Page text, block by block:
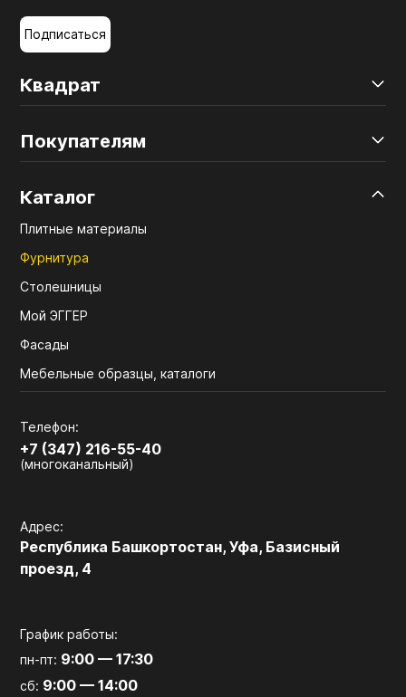
Квадрат
Покупателям
Каталог
Плитные материалы
Фурнитура
Столешницы
Мой ЭГГЕР
Фасады
Мебельные образцы, каталоги
Телефон:
+7 (347) 216-55-40
(многоканальный)
Адрес:
Республика Башкортостан, Уфа, Базисный
проезд, 4
График работы:
пн-пт: 9:00 — 17:30
сб: 9:00 — 14:00
Подписаться